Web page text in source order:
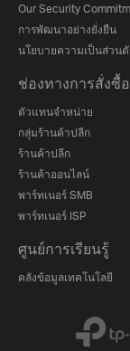
Our Security
การพัฒนาอย่างยั่งยืน
นโยบายความเป็นส่วน
ช่องทางการสั่งซื้อ
ตัวแทนจำหน่าย
กลุ่มร้านค้าปลีก
ร้านค้าปลีก
ร้านค้าออนไลน์
พาร์ทเนอร์ SMB
พาร์ทเนอร์ ISP
ศูนย์การเรียนรู้
คลังข้อมูลเทคโนโลยี